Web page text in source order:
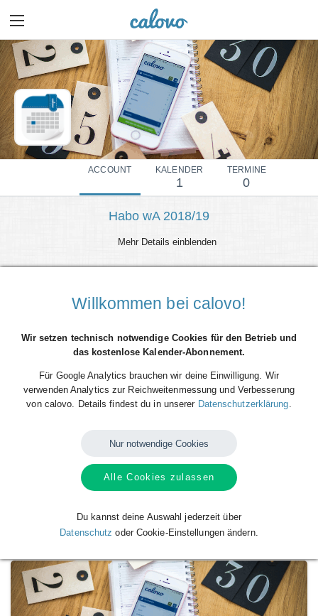
ACCOUNT KALENDER
1
TERMINE
0
Habo wA 2018/19
Mehr Details einblenden
VerfügbareKalendervonHabo wA
Willkommen bei calovo!
Wir setzen technisch notwendige Cookies für den Betrieb und
das kostenlose Kalender-Abonnement.
Für Google Analytics brauchen wir deine Einwilligung. Wir
verwenden Analytics zur Reichweitenmessung und Verbesserung
von calovo. Details findest du in unserer Datenschutzerklärung.
Nur notwendige Cookies
Alle Cookies zulassen
Du kannst deine Auswahl jederzeit über
Datenschutz oder Cookie-Einstellungen ändern.